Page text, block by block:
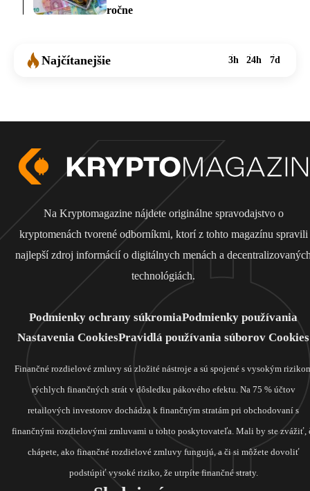
ročne
Najčítanejšie 3h 24h 7d
Na Kryptomagazine nájdete originálne spravodajstvo o
kryptomenách tvorené odborníkmi, ktorí z tohto magazínu spravili
najlepší zdroj informácií o digitálnych menách a
technológiách.
Podmienky ochrany súkromiaPodmienky používania
Nastavenia CookiesPravidlá používania súborov Cookies
Finančné rozdielové zmluvy sú zložité nástroje a sú spojené s vysokým
rýchlych finančných strát v dôsledku pákového efektu. Na 75 % účtov
retailových investorov dochádza k finančným stratám pri obchodovaní s
finančnými rozdielovými zmluvami u tohto poskytovateľa. Mali by ste zvážiť,
chápete, ako finančné rozdielové zmluvy fungujú, a či si môžete dovoliť
podstúpiť vysoké riziko, že utrpíte finančné straty.